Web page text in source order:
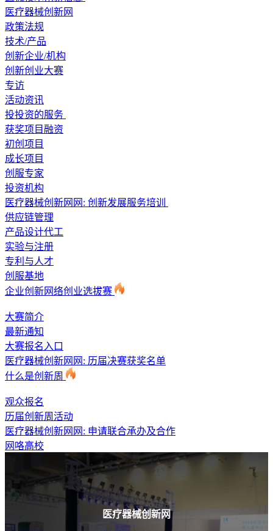
医疗器械创新网
政策法规
技术/产品
创新企业/机构
创新创业大赛
专访
活动资讯
投投资的服务
获奖项目融资
初创项目
成长项目
创服专家
投资机构
医疗器械创新网网: 创新发展服务培训
供应链管理
产品设计代工
实验与注册
专利与人才
创服基地
企业创新网络创业选拔赛
大赛简介
最新通知
大赛报名入口
医疗器械创新网网: 历届决赛获奖名单
什么是创新周
观众报名
历届创新周活动
医疗器械创新网网: 申请联合承办及合作
网咯高校
医疗器械创新网